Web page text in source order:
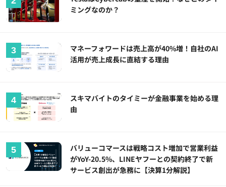
ミングなのか？
マネーフォワードは売上高が40%増！自社のAI
活用が売上成長に直結する理由
スキマバイトのタイミーが金融事業を始める理
由
バリューコマースは戦略コスト増加で営業利益
がYoY-20.5%、LINEヤフーとの契約終了で新
サービス創出が急務に【決算1分解説】